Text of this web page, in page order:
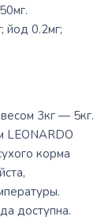
йод 0.2мг;
3кг — 5кг.
LEONARDO
корма
доступна.